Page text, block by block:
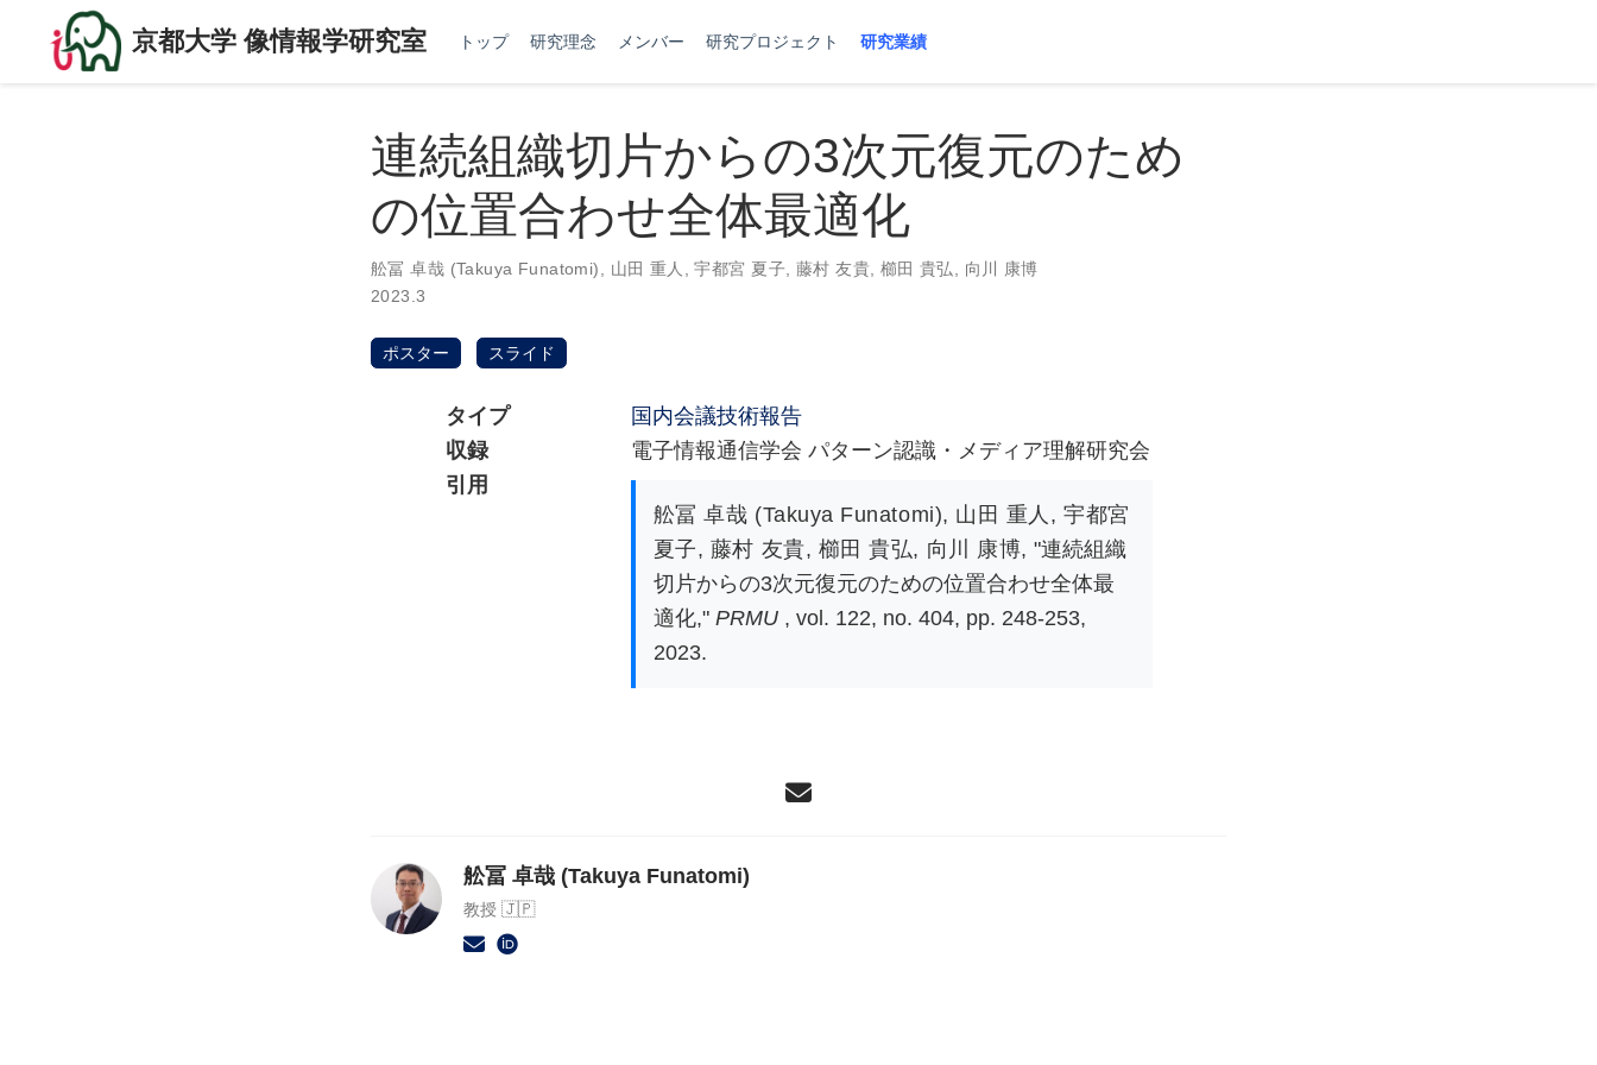
京都大学 像情報学研究室 トップ 研究理念 メンバー 研究プロジェクト 研究業績
連続組織切片からの3次元復元のため
の位置合わせ全体最適化
舩冨 卓哉 (Takuya Funatomi) 山田 重人 ,宇都宮 夏子 藤村 友貴 櫛田 貴弘
向川 康博
2023.3
ポスター スライド
タイプ
国内会議技術報告
収録
電子情報通信学会 パターン認識・メディア理解研究会
引用
舩冨 卓哉 (Takuya Funatomi), 山田 重人 ,宇都宮
夏子, 藤村 友貴, 櫛田 貴弘, 向川 康博,"連続組織
切片からの3次元復元のための位置合わせ全体最
適化," PRMU, vol. 122, no. 404, pp. 248-253,
2023.
舩冨 卓哉 (Takuya Funatomi)
教授 🇯🇵